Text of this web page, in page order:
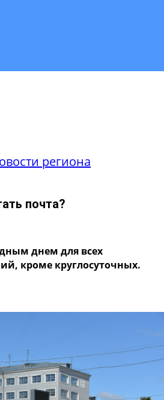
региона
почта?
днем для всех
кроме круглосуточных.